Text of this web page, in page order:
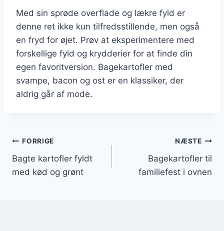
Med sin sprøde overflade og lækre fyld er
denne ret ikke kun tilfredsstillende, men også
en fryd for øjet. Prøv at eksperimentere med
forskellige fyld og krydderier for at finde din
egen favoritversion. Bagekartofler med
svampe, bacon og ost er en klassiker, der
aldrig går af mode.
Indlægsnavigation
FORRIGE
Bagte kartofler fyldt
med kød og grønt
NÆSTE
Bagekartofler til
familiefest i ovnen